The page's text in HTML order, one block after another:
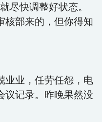
尽快调整好状态。
核部来的，但你得知
业业，任劳任怨，电
议记录。昨晚果然没